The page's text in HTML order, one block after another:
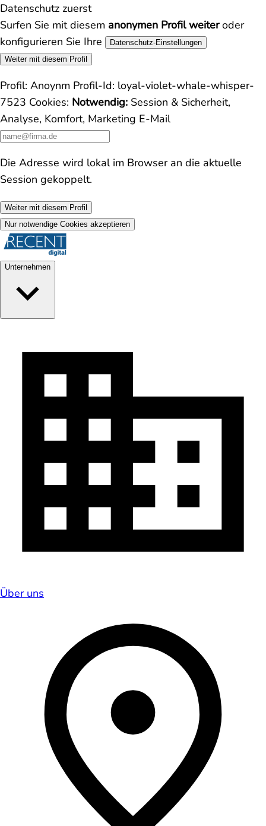
Datenschutz zuerst
Surfen Sie mit diesem anonymen Profil weiteroder
konfigurieren Sie Ihre
Datenschutz-Einstellungen
Weiter mit diesem Profil
Profil: Anoynm Profil-Id: loyal-violet-whale-whisper-
7523 Cookies: Notwendig: Session & Sicherheit,
Analyse, Komfort, Marketing E-Mail
Die Adresse wird lokal im Browser an die aktuelle
Session gekoppelt.
Weiter mit diesem Profil
Nur notwendige Cookies akzeptieren
Unternehmen
Über uns